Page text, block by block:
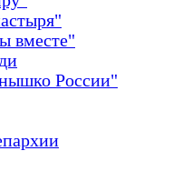
вместе"
России"